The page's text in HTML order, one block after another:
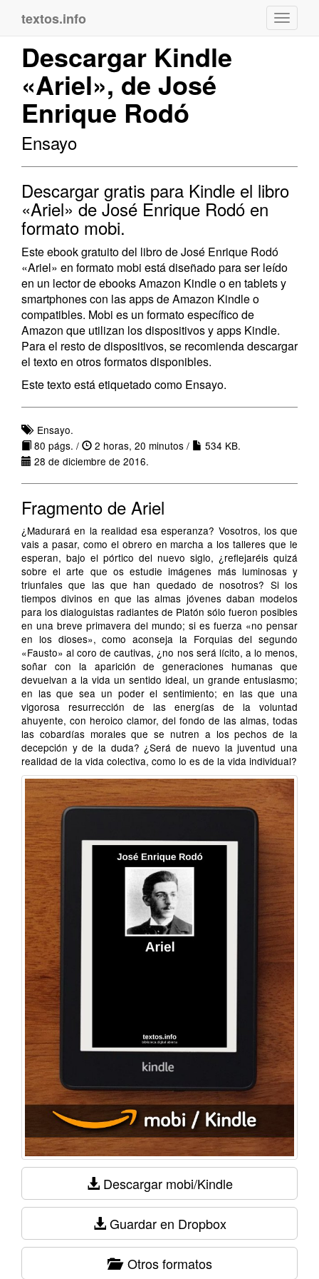
textos.info
Descargar Kindle
«Ariel», de José
Enrique Rodó
Ensayo
Descargar gratis para Kindle el libro
«Ariel» de José Enrique Rodó en
formato mobi.
Este ebook gratuito del libro de José Enrique Rodó
«Ariel» en formato mobi está diseñado para ser leído
en un lector de ebooks Amazon Kindle o en tablets y
smartphones con las apps de Amazon Kindle o
compatibles. Mobi es un formato específico de
Amazon que utilizan los dispositivos y apps Kindle.
Para el resto de dispositivos, se recomienda descargar
el texto en otros formatos disponibles.
Este texto está etiquetado como Ensayo.
Ensayo.
80 págs. /
2 horas, 20 minutos /
534 KB.
28 de diciembre de 2016.
Fragmento de Ariel
¿Madurará en la realidad esa esperanza? Vosotros, los que
vais a pasar, como el obrero en marcha a los talleres que le
esperan, bajo el pórtico del nuevo siglo, ¿reflejaréis quizá
sobre el arte que os estudie imágenes más luminosas y
triunfales que las que han quedado de nosotros? Si los
tiempos divinos en que las almas jóvenes daban modelos
para los dialoguistas radiantes de Platón sólo fueron posibles
en una breve primavera del mundo; si es fuerza «no pensar
en los dioses», como aconseja la Forquias del segundo
«Fausto» al coro de cautivas, ¿no nos será lícito, a lo menos,
soñar con la aparición de generaciones humanas que
devuelvan a la vida un sentido ideal, un grande entusiasmo;
en las que sea un poder el sentimiento; en las que una
vigorosa resurrección de las energías de la voluntad
ahuyente, con heroico clamor, del fondo de las almas, todas
las cobardías morales que se nutren a los pechos de la
decepción y de la duda? ¿Será de nuevo la juventud una
realidad de la vida colectiva, como lo es de la vida individual?
Descargar mobi/Kindle
Guardar en Dropbox
Otros formatos